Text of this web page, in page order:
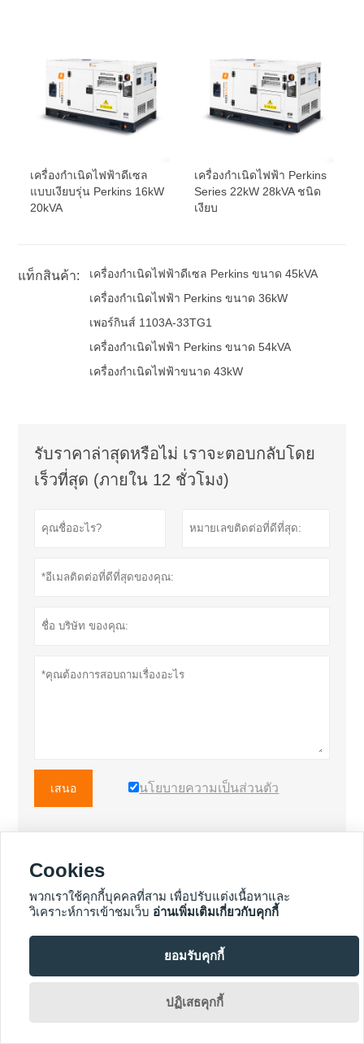
เครื่องกำเนิดไฟฟ้าดีเซล
แบบเงียบรุ่น Perkins 16kW
20kVA
เครื่องกำเนิดไฟฟ้า Perkins
Series 22kW 28kVA ชนิด
เงียบ
แท็กสินค้า:
เครื่องกำเนิดไฟฟ้าดีเซล Perkins ขนาด 45kVA
เครื่องกำเนิดไฟฟ้า Perkins ขนาด 36kW
เพอร์กินส์ 1103A-33TG1
เครื่องกำเนิดไฟฟ้า Perkins ขนาด 54kVA
เครื่องกำเนิดไฟฟ้าขนาด 43kW
รับราคาล่าสุดหรือไม่ เราจะตอบกลับโดย
เร็วที่สุด (ภายใน 12 ชั่วโมง)
เสนอ นโยบายความเป็นส่วนตัว
สินค้าเพิ่มเติม
ลิขสิทธิ์ ©Fuzhou Koten Power Equipment Co. , Ltd.
Cookies
พวกเราใช้คุกกี้บุคคลที่สาม เพื่อปรับแต่งเนื้อหาและ
วิเคราะห์การเข้าชมเว็บ อ่านเพิ่มเติมเกี่ยวกับคุกกี้
ยอมรับคุกกี้
ปฏิเสธคุกกี้